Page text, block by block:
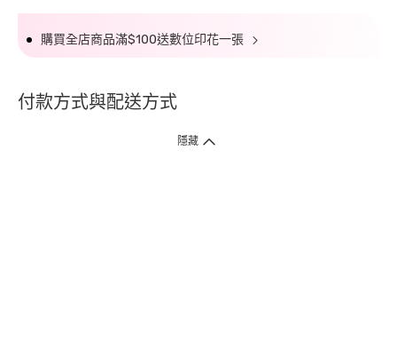
購買全店商品滿$100送數位印花一張
付款方式與配送方式
隱藏